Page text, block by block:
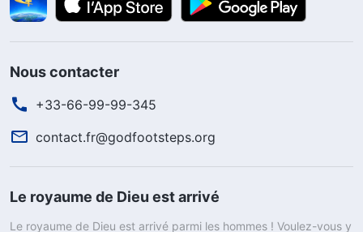
Nous contacter
+33-66-99-99-345
contact.fr@godfootsteps.org
Le royaume de Dieu est arrivé
Le royaume de Dieu est arrivé parmi les hommes ! Voulez-vous y